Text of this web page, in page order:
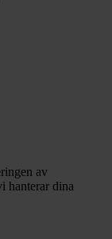
av
hanterar dina